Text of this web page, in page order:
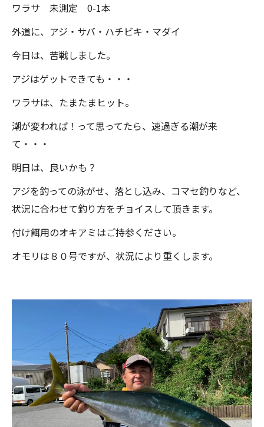
ワラサ 未測定 0-1本
外道に、アジ・サバ・ハチビキ・マダイ
今日は、苦戦しました。
アジはゲットできても・・・
ワラサは、たまたまヒット。
潮が変われば！って思ってたら、速過ぎる潮が来
て・・・
明日は、良いかも？
アジを釣っての泳がせ、落とし込み、コマセ釣りなど、
状況に合わせて釣り方をチョイスして頂きます。
付け餌用のオキアミはご持参ください。
オモリは８０号ですが、状況により重くします。